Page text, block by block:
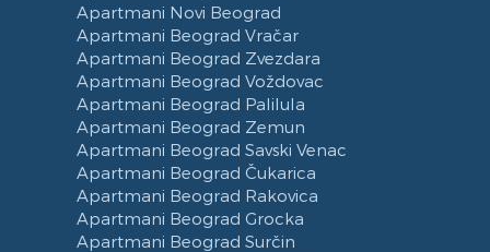
Apartmani Novi Beograd
Apartmani Beograd Vračar
Apartmani Beograd Zvezdara
Apartmani Beograd Voždovac
Apartmani Beograd Palilula
Apartmani Beograd Zemun
Apartmani Beograd Savski Venac
Apartmani Beograd Čukarica
Apartmani Beograd Rakovica
Apartmani Beograd Grocka
Apartmani Beograd Surčin